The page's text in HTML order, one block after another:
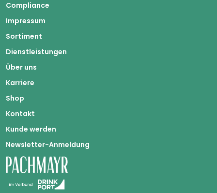
Compliance
Impressum
Sortiment
Dienstleistungen
Über uns
Karriere
Shop
Kontakt
Kunde werden
Newsletter-Anmeldung